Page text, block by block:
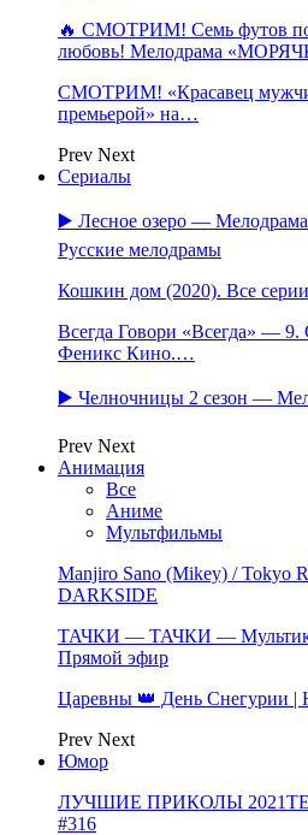
🔥 СМОТРИМ! Семь футов
любовь! Мелодрама
СМОТРИМ! «Красавец
премьерой» на…
Prev Next
Сериалы
▶️ Лесное озеро —
Русские мелодрамы
Кошкин дом (2020). Все
Всегда Говори «Всегда» — 9.
Феникс Кино.…
▶️ Челночницы 2 сезон —
Prev Next
Анимация
Все
Аниме
Мультфильмы
Manjiro Sano (Mikey) / Tokyo
DARKSIDE
ТАЧКИ — ТАЧКИ —
Прямой эфир
Царевны 👑 День Снегурии |
Prev Next
Юмор
ЛУЧШИЕ ПРИКОЛЫ
#316